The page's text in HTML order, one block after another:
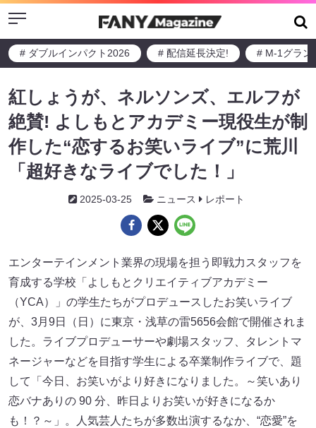
Menu
# ダブルインパクト2026 # 配信延長決定! # M-1グラン
紅しょうが、ネルソンズ、エルフが
絶賛! よしもとアカデミー現役生が制
作した“恋するお笑いライブ”に荒川
「超好きなライブでした！」
2025-03-25 ニュース レポート
エンターテインメント業界の現場を担う即戦力スタッフを
育成する学校「よしもとクリエイティブアカデミー
（YCA）」の学生たちがプロデュースしたお笑いライブ
が、3月9日（日）に東京・浅草の雷5656会館で開催されま
した。ライブプロデューサーや劇場スタッフ、タレントマ
ネージャーなどを目指す学生による卒業制作ライブで、題
して「今日、お笑いがより好きになりました。～笑いあり
恋バナありの 90 分、昨日よりお笑いが好きになるか
も！？～」。人気芸人たちが多数出演するなか、“恋愛”を